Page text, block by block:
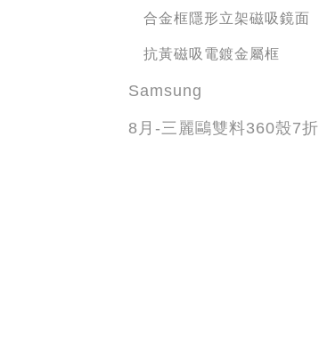
合金框隱形立架磁吸鏡面
抗黃磁吸電鍍金屬框
Samsung
8月-三麗鷗雙料360殼7折